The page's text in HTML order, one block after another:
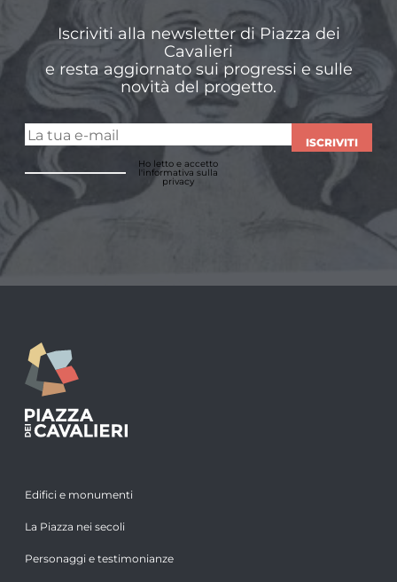
Iscriviti alla newsletter di Piazza dei
Cavalieri
e resta aggiornato sui progressi e sulle
novità del progetto.
ISCRIVITI
Ho letto e accetto
l'informativa sulla
privacy
Edifici e monumenti
La Piazza nei secoli
Personaggi e testimonianze